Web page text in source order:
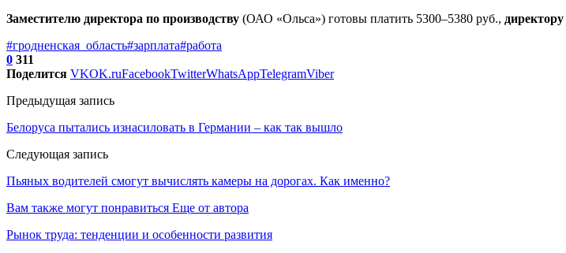
Заместителю директора по производству (ОАО «Ольса») готовы платить 5300–5380 руб., директору
#гродненская_область#зарплата#работа
0 311
Поделится VKOK.ruFacebookTwitterWhatsAppTelegramViber
Предыдущая запись
Белоруса пытались изнасиловать в Германии – как так вышло
Следующая запись
Пьяных водителей смогут вычислять камеры на дорогах. Как именно?
Вам также могут понравиться Еще от автора
Рынок труда: тенденции и особенности развития